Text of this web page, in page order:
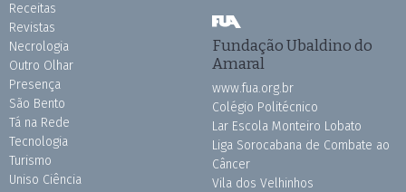
Receitas
Revistas
Necrologia
Outro Olhar
Presença
São Bento
Tá na Rede
Tecnologia
Turismo
Uniso Ciência
Fundação Ubaldino do
Amaral
www.fua.org.br
Colégio Politécnico
Lar Escola Monteiro Lobato
Liga Sorocabana de Combate ao
Câncer
Vila dos Velhinhos